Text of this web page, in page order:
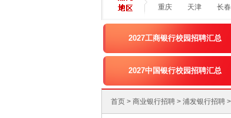
重庆
天津 长春
2027工商银行校园招聘汇总
2027中国银行校园招聘汇总
首页 > 商业银行招聘 > 浦发银行招聘